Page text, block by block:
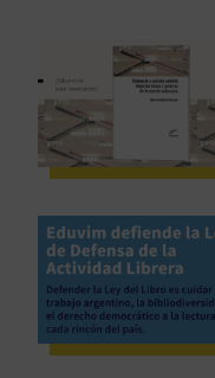
e
n
n
,
s
a
l
u